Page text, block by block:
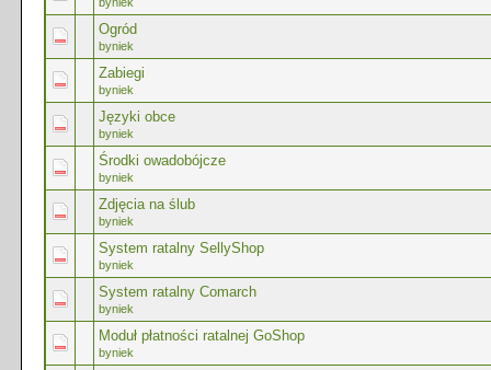
Ogród
byniek
Zabiegi
byniek
Języki obce
byniek
Środki owadobójcze
byniek
Zdjęcia na ślub
byniek
System ratalny SellyShop
byniek
System ratalny Comarch
byniek
Moduł płatności ratalnej GoShop
byniek